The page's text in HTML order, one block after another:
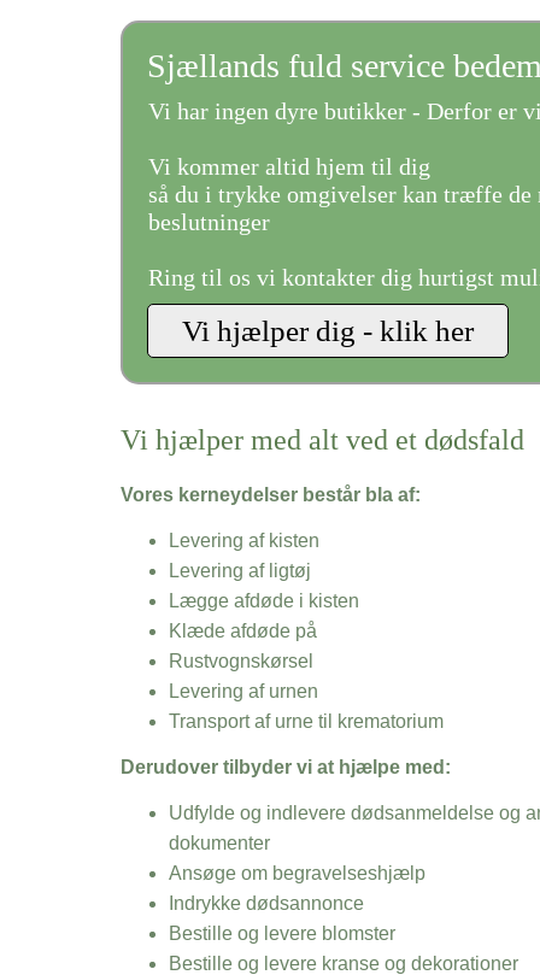
Sjællands fuld service
Vi har ingen dyre butikker - Derfor er
Vi kommer altid hjem til dig
så du i trykke omgivelser kan træffe de
beslutninger
Ring til os vi kontakter dig hurtigst
Vi hjælper med alt ved et dødsfald
Vores kerneydelser består bla af:
Levering af kisten
Levering af ligtøj
Lægge afdøde i kisten
Klæde afdøde på
Rustvognskørsel
Levering af urnen
Transport af urne til krematorium
Derudover tilbyder vi at hjælpe med:
Udfylde og indlevere dødsanmeldelse og
dokumenter
Ansøge om begravelseshjælp
Indrykke dødsannonce
Bestille og levere blomster
Bestille og levere kranse og dekorationer